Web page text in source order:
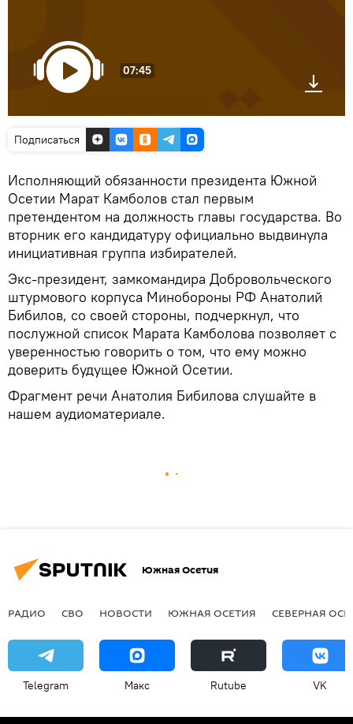
07:45
Подписаться
Исполняющий обязанности президента Южной
Осетии Марат Камболов стал первым
претендентом на должность главы государства. Во
вторник его кандидатуру официально выдвинула
инициативная группа избирателей.
Экс-президент, замкомандира Добровольческого
штурмового корпуса Минобороны РФ Анатолий
Бибилов, со своей стороны, подчеркнул, что
послужной список Марата Камболова позволяет с
уверенностью говорить о том, что ему можно
доверить будущее Южной Осетии.
Фрагмент речи Анатолия Бибилова слушайте в
нашем аудиоматериале.
Южная Осетия
РАДИО СВО НОВОСТИ ЮЖНАЯ ОСЕТИЯ СЕВЕРНАЯ
Telegram Макс Rutube VK